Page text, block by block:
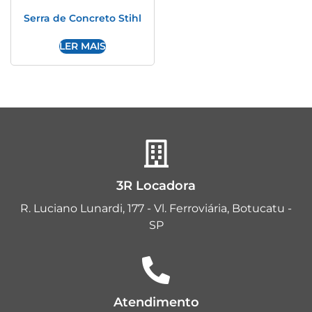
Serra de Concreto Stihl
LER MAIS
3R Locadora
R. Luciano Lunardi, 177 - Vl. Ferroviária, Botucatu -
SP
Atendimento